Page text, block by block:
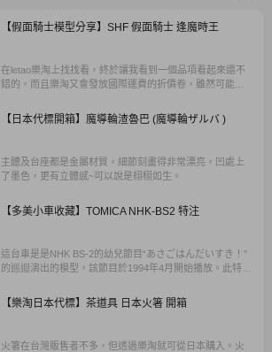
【假面騎士模型分享】SHF 假面騎士 逢魔時王
在letao樂淘上找找看，終於讓我看到一個品項看起來還不
錯的，而且樂淘又會發放國際運費的折價卷，雖然可能比
選擇。
【日本代標開箱】魔導輪渣魯巴 (魔導輪ザルバ )
主體及台座都是金屬材質，細節刻畫得非常漂亮，凹處上
了墨色，更有立體感~可以說是栩栩如生。
【多美小車收藏】TOMICA NHK-BS2 特注
這台車是是NHK BS-2的幼兒節目“あさごはんだいすき！”
的巡迴演出的模型，該節目於1994年4月開始播放。此特注
90年代中期所發行。
【樂淘日本代標】茶道具 日本火箸 開箱
火箸在台灣販售者不多，但透過樂淘就可從日本購入。火